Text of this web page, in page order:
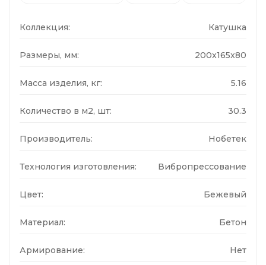
Коллекция: Катушка
Размеры, мм: 200x165x80
Масса изделия, кг: 5.16
Количество в м2, шт: 30.3
Производитель: Нобетек
Технология изготовления: Вибропрессование
Цвет: Бежевый
Материал: Бетон
Армирование: Нет